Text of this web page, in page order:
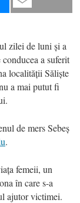
zilei de luni și a
a suferit
localității Săliște
a mai putut fi
de mers Sebeș
.
femeii, un
în care s-a
ajutor victimei.